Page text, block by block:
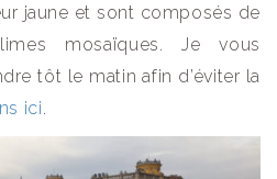
jaune et sont composés de
mosaïques. Je vous
tôt le matin afin d’éviter la
ici.